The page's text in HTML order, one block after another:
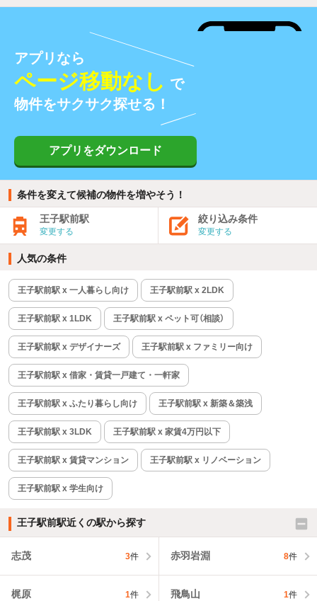
アプリなら
ページ移動なし で
物件をサクサク探せる！
アプリをダウンロード
条件を変えて候補の物件を増やそう！
王子駅前駅
変更する
絞り込み条件
変更する
人気の条件
王子駅前駅 x 一人暮らし向け 王子駅前駅 x 2LDK
王子駅前駅 x 1LDK 王子駅前駅 x ペット可（相談）
王子駅前駅 x デザイナーズ 王子駅前駅 x ファミリー向け
王子駅前駅 x 借家・賃貸一戸建て・一軒家
王子駅前駅 x ふたり暮らし向け 王子駅前駅 x 新築＆築浅
王子駅前駅 x 3LDK 王子駅前駅 x 家賃4万円以下
王子駅前駅 x 賃貸マンション 王子駅前駅 x リノベーション
王子駅前駅 x 学生向け
王子駅前駅近くの駅から探す
志茂 3件 赤羽岩淵 8件
梶原 1件 飛鳥山 1件